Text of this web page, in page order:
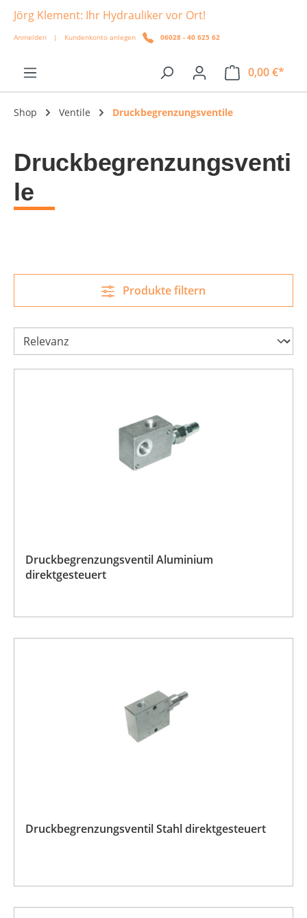
springen
Jörg Klement: Ihr Hydrauliker vor Ort!
Anmelden | Kundenkonto anlegen 06028 - 40 625 62
0,00 €*
Shop Ventile Druckbegrenzungsventile
Druckbegrenzungsventi
le
Produkte filtern
Druckbegrenzungsventil Aluminium
direktgesteuert
Druckbegrenzungsventil Stahl direktgesteuert